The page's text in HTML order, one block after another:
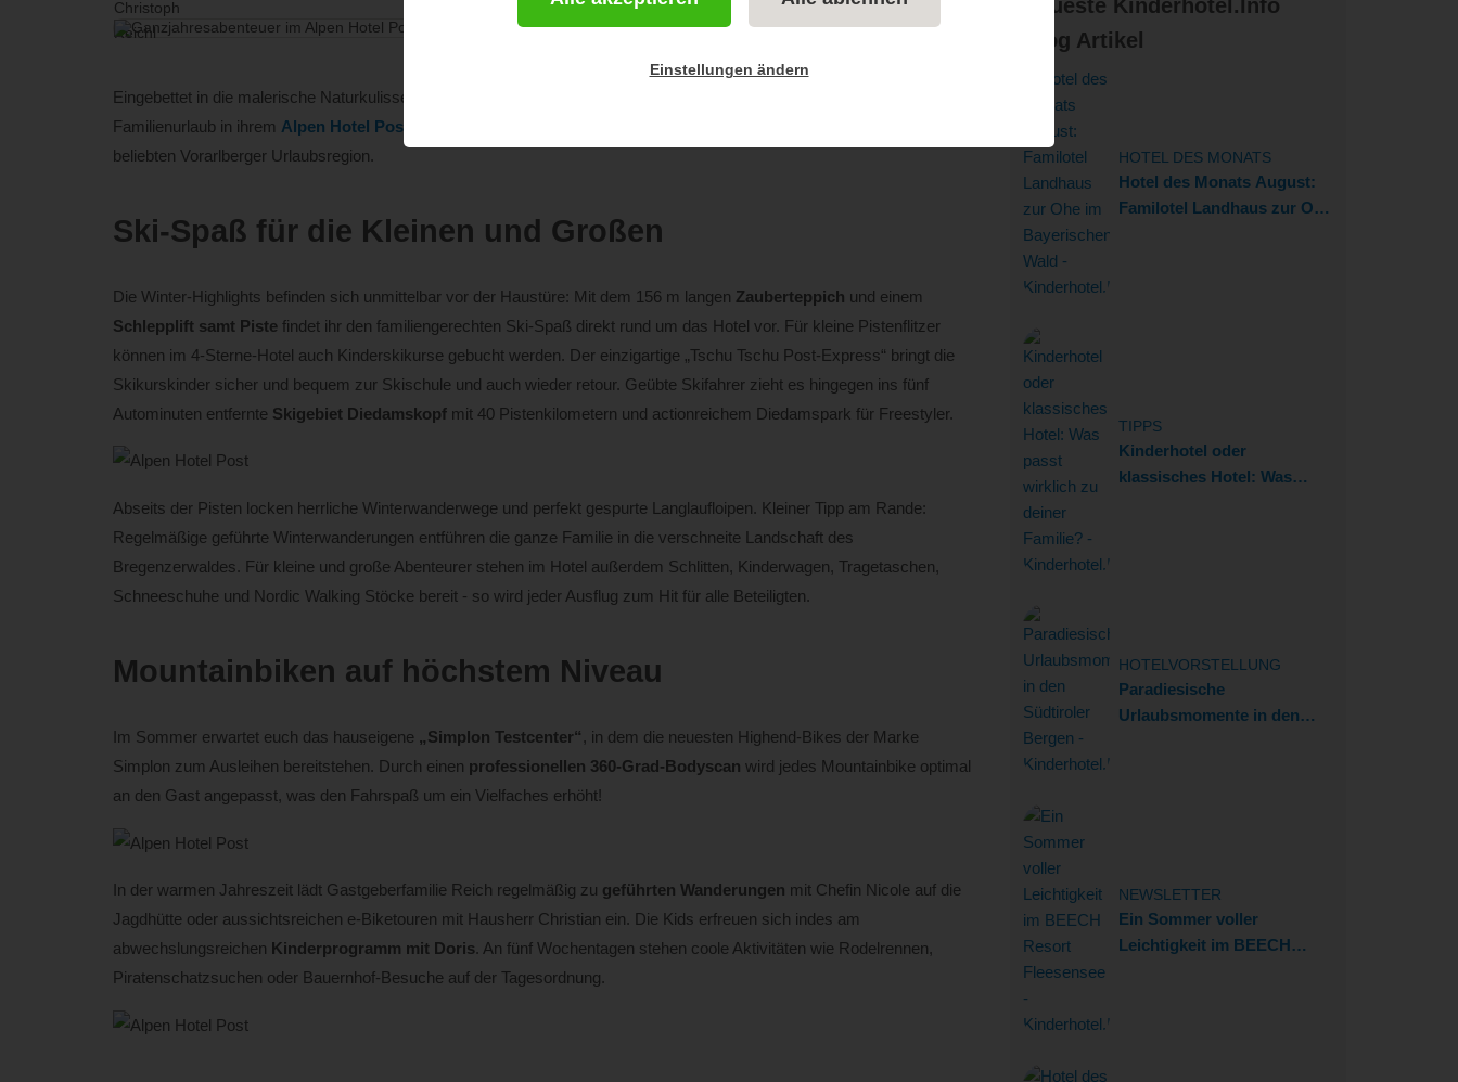
Eingebettet in die malerische Naturkulisse des Bregenzerwaldes lädt euch Familie Reich zu einem aktiv-erholsamen
Familienurlaub in ihrem Alpen Hotel Post
beliebten Vorarlberger Urlaubsregion.
Ski-Spaß für die Kleinen und Großen
Die Winter-Highlights befinden sich unmittelbar vor der Haustüre: Mit dem 156 m langen Zauberteppich und einem
Schlepplift samt Pistefindet ihr den familiengerechten Ski-Spaß direkt rund um das Hotel vor. Für kleine Pistenflitzer
können im 4-Sterne-Hotel auch Kinderskikurse gebucht werden. Der einzigartige „Tschu Tschu Post-Express“ bringt die
Skikurskinder sicher und bequem zur Skischule und auch wieder retour. Geübte Skifahrer zieht es hingegen ins fünf
Autominuten entfernte Skigebiet Diedamskopfmit 40 Pistenkilometern und actionreichem Diedamspark für Freestyler.
Abseits der Pisten locken herrliche Winterwanderwege und perfekt gespurte Langlaufloipen. Kleiner Tipp am Rande:
Regelmäßige geführte Winterwanderungen entführen die ganze Familie in die verschneite Landschaft des
Bregenzerwaldes. Für kleine und große Abenteurer stehen im Hotel außerdem Schlitten, Kinderwagen, Tragetaschen,
Schneeschuhe und Nordic Walking Stöcke bereit - so wird jeder Ausflug zum Hit für alle Beteiligten.
Mountainbiken auf höchstem Niveau
Im Sommer erwartet euch das hauseigene „Simplon Testcenter“ , in dem die neuesten Highend-Bikes der Marke
Simplon zum Ausleihen bereitstehen. Durch einen professionellen 360-Grad-Bodyscan wird jedes Mountainbike optimal
an den Gast angepasst, was den Fahrspaß um ein Vielfaches erhöht!
In der warmen Jahreszeit lädt Gastgeberfamilie Reich regelmäßig zu geführten Wanderungen mit Chefin Nicole auf die
Jagdhütte oder aussichtsreichen e-Biketouren mit Hausherr Christian ein. Die Kids erfreuen sich indes am
abwechslungsreichen Kinderprogramm mit Doris. An fünf Wochentagen stehen coole Aktivitäten wie Rodelrennen,
Piratenschatzsuchen oder Bauernhof-Besuche auf der Tagesordnung.
Neueste Kinderhotel.Info
Blog Artikel
HOTEL DES MONATS
Hotel des Monats August:
Familotel Landhaus zur Ohe
TIPPS
Kinderhotel oder
klassisches Hotel: Was
HOTELVORSTELLUNG
Paradiesische
Urlaubsmomente in den
NEWSLETTER
Ein Sommer voller
Leichtigkeit im BEECH
Einstellungen ändern